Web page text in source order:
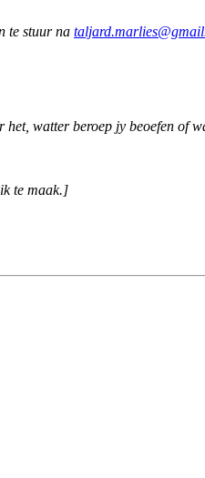
te stuur na
watter beroep jy beoefen of
te maak.]